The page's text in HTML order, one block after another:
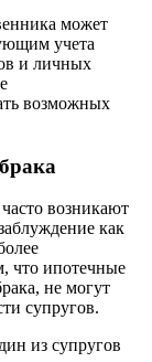
может
учета
и личных
возможных
возникают
как
что ипотечные
не могут
супругов.
из супругов